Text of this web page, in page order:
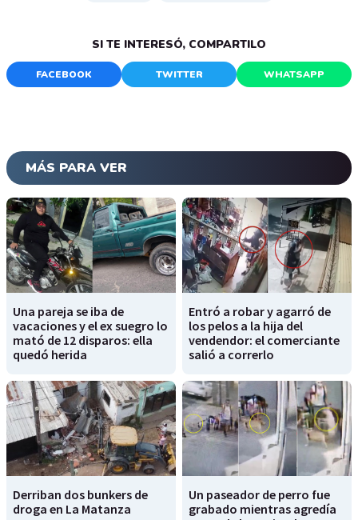
SI TE INTERESÓ, COMPARTILO
FACEBOOK TWITTER WHATSAPP
MÁS PARA VER
Una pareja se iba de
vacaciones y el ex suegro lo
mató de 12 disparos: ella
quedó herida
Entró a robar y agarró de
los pelos a la hija del
vendendor: el comerciante
salió a correrlo
Derriban dos bunkers de
droga en La Matanza
Un paseador de perro fue
grabado mientras agredía